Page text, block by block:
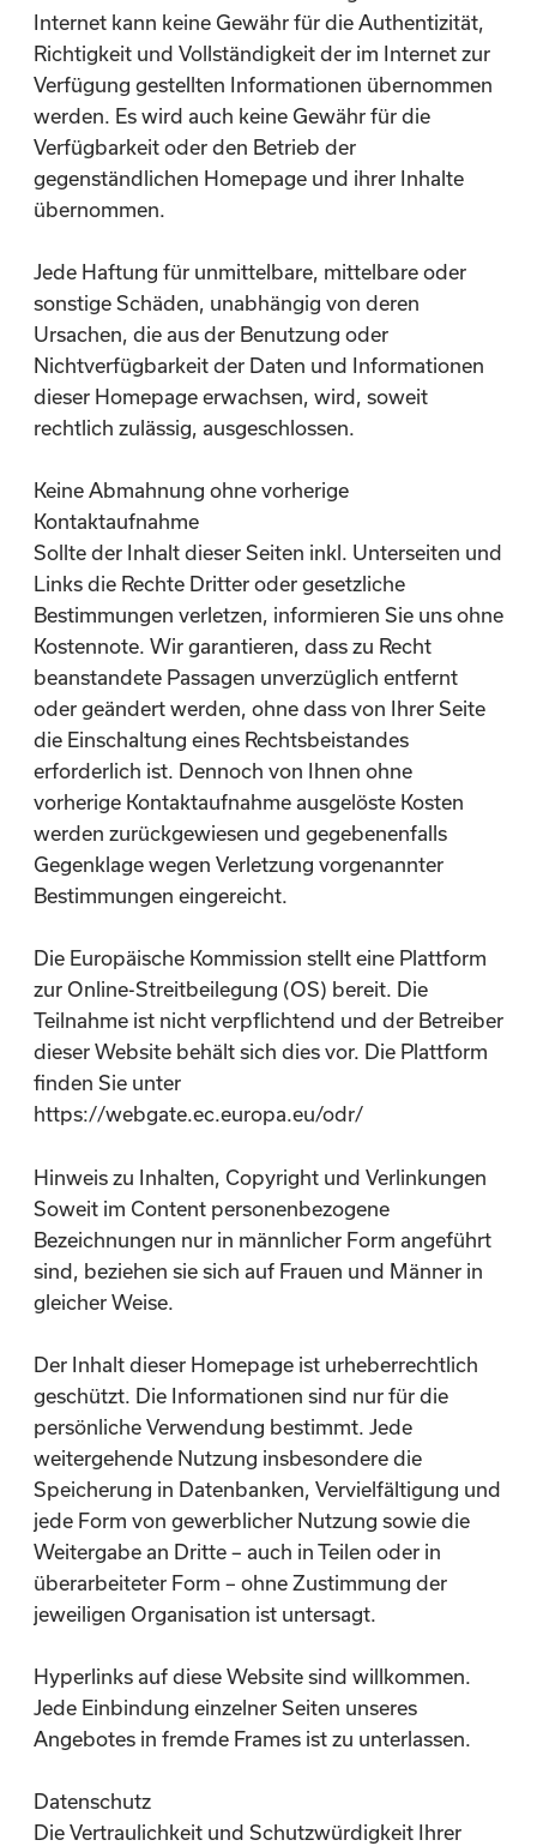
Internet kann keine Gewähr für die Authentizität,
Richtigkeit und Vollständigkeit der im Internet zur
Verfügung gestellten Informationen übernommen
werden. Es wird auch keine Gewähr für die
Verfügbarkeit oder den Betrieb der
gegenständlichen Homepage und ihrer Inhalte
übernommen.
Jede Haftung für unmittelbare, mittelbare oder
sonstige Schäden, unabhängig von deren
Ursachen, die aus der Benutzung oder
Nichtverfügbarkeit der Daten und Informationen
dieser Homepage erwachsen, wird, soweit
rechtlich zulässig, ausgeschlossen.
Keine Abmahnung ohne vorherige
Kontaktaufnahme
Sollte der Inhalt dieser Seiten inkl. Unterseiten und
Links die Rechte Dritter oder gesetzliche
Bestimmungen verletzen, informieren Sie uns ohne
Kostennote. Wir garantieren, dass zu Recht
beanstandete Passagen unverzüglich entfernt
oder geändert werden, ohne dass von Ihrer Seite
die Einschaltung eines Rechtsbeistandes
erforderlich ist. Dennoch von Ihnen ohne
vorherige Kontaktaufnahme ausgelöste Kosten
werden zurückgewiesen und gegebenenfalls
Gegenklage wegen Verletzung vorgenannter
Bestimmungen eingereicht.
Die Europäische Kommission stellt eine Plattform
zur Online-Streitbeilegung (OS) bereit. Die
Teilnahme ist nicht verpflichtend und der Betreiber
dieser Website behält sich dies vor. Die Plattform
finden Sie unter
https://webgate.ec.europa.eu/odr/
Hinweis zu Inhalten, Copyright und Verlinkungen
Soweit im Content personenbezogene
Bezeichnungen nur in männlicher Form angeführt
sind, beziehen sie sich auf Frauen und Männer in
gleicher Weise.
Der Inhalt dieser Homepage ist urheberrechtlich
geschützt. Die Informationen sind nur für die
persönliche Verwendung bestimmt. Jede
weitergehende Nutzung insbesondere die
Speicherung in Datenbanken, Vervielfältigung und
jede Form von gewerblicher Nutzung sowie die
Weitergabe an Dritte – auch in Teilen oder in
überarbeiteter Form – ohne Zustimmung der
jeweiligen Organisation ist untersagt.
Hyperlinks auf diese Website sind willkommen.
Jede Einbindung einzelner Seiten unseres
Angebotes in fremde Frames ist zu unterlassen.
Datenschutz
Die Vertraulichkeit und Schutzwürdigkeit Ihrer